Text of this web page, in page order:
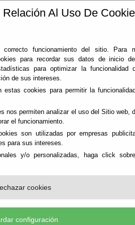
Al Uso De
funcionamiento del sitio. Para
para recordar sus datos de inicio
para optimizar la funcionalidad
de sus intereses.
estas cookies para permitir la
nos permiten analizar el uso del Sitio web,
el funcionamiento.
son utilizadas por empresas
para sus intereses.
y/o personalizadas, haga click
cookies
configuración